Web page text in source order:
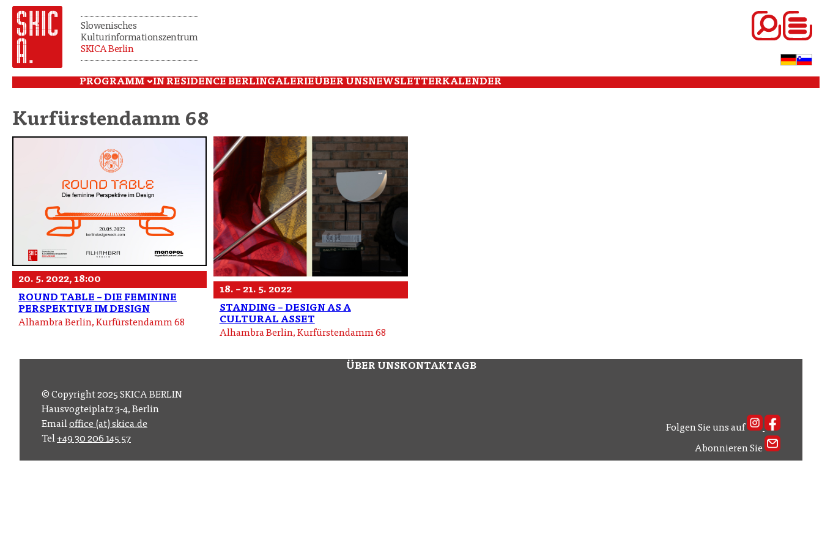
Slowenisches
Kulturinformationszentrum
SKICA Berlin
PROGRAMM IN RESIDENCE BERLINGALERIEÜBER UNSNEWSLETTERKALENDER
Kurfürstendamm 68
20. 5. 2022, 18:00
ROUND TABLE – DIE FEMININE
PERSPEKTIVE IM DESIGN
Alhambra Berlin, Kurfürstendamm 68
18. – 21. 5. 2022
STANDING – DESIGN AS A
CULTURAL ASSET
Alhambra Berlin, Kurfürstendamm 68
ÜBER UNSKONTAKTAGB
© Copyright 2025 SKICA BERLIN
Hausvogteiplatz 3-4, Berlin
Emailoffice (at) skica.de
Tel+49 30 206 145 57
Folgen Sie uns auf
Abonnieren Sie